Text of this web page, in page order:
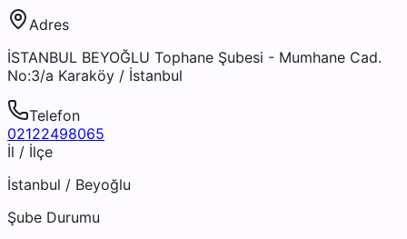
Adres
İSTANBUL BEYOĞLU Tophane Şubesi - Mumhane Cad.
No:3/a Karaköy / İstanbul
Telefon
02122498065
İl / İlçe
İstanbul / Beyoğlu
Şube Durumu